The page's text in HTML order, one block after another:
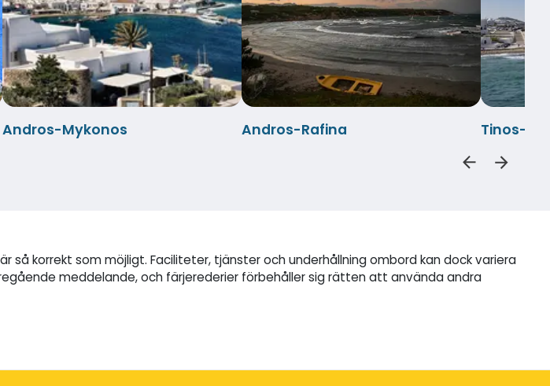
Andros-Mykonos Andros-Rafina Tinos-
korrekt som möjligt. Faciliteter, tjänster och underhållning ombord kan dock variera
meddelande, och färjerederier förbehåller sig rätten att använda andra